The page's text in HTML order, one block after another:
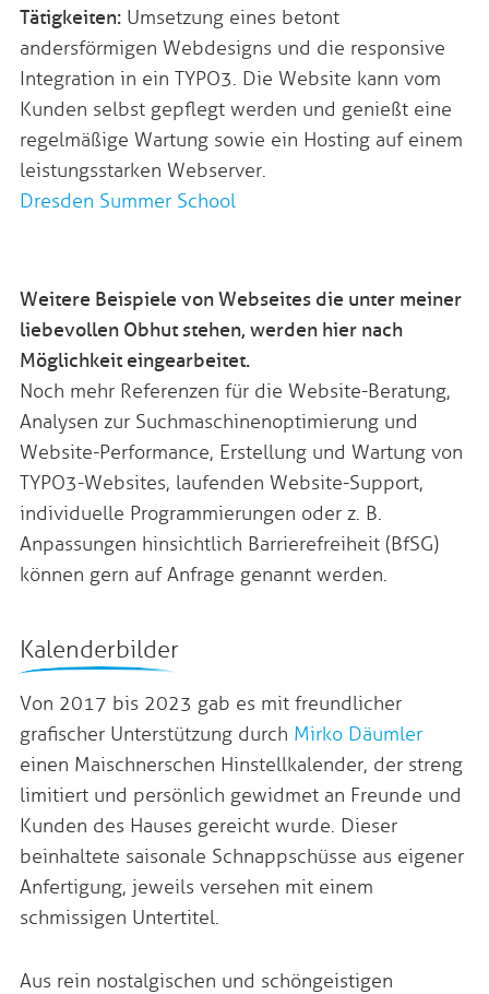
Tätigkeiten:Umsetzung eines betont
andersförmigen Webdesigns und die responsive
Integration in ein TYPO3. Die Website kann vom
Kunden selbst gepflegt werden und genießt eine
regelmäßige Wartung sowie ein Hosting auf einem
leistungsstarken Webserver.
Dresden Summer School
Weitere Beispiele von Webseites die unter meiner
liebevollen Obhut stehen, werden hier nach
Möglichkeit eingearbeitet.
Noch mehr Referenzen für die Website-Beratung,
Analysen zur Suchmaschinenoptimierung und
Website-Performance, Erstellung und Wartung von
TYPO3-Websites, laufenden Website-Support,
individuelle Programmierungen oder z. B.
Anpassungen hinsichtlich Barrierefreiheit (BfSG)
können gern auf Anfrage genannt werden.
Kalenderbilder
Von 2017 bis 2023 gab es mit freundlicher
grafischer Unterstützung durch Mirko Däumler
einen Maischnerschen Hinstellkalender, der streng
limitiert und persönlich gewidmet an Freunde und
Kunden des Hauses gereicht wurde. Dieser
beinhaltete saisonale Schnappschüsse aus eigener
Anfertigung, jeweils versehen mit einem
schmissigen Untertitel.
Aus rein nostalgischen und schöngeistigen